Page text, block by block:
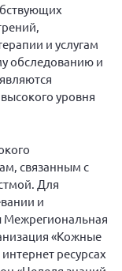
(26-
и услугам
обследованию и
уровня
связанным с
Для
и
«Кожные
ресурсах